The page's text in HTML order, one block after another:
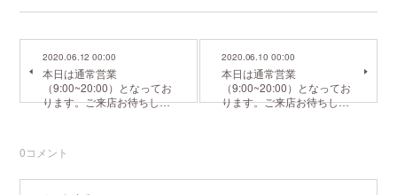
2020.06.12 00:00
本日は通常営業
（9:00~20:00）となってお
ります。ご来店お待ちし…
2020.06.10 00:00
本日は通常営業
（9:00~20:00）となってお
ります。ご来店お待ちし…
0コメント